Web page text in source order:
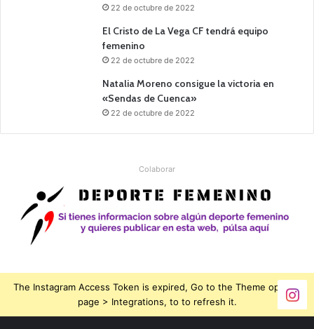
22 de octubre de 2022
El Cristo de La Vega CF tendrá equipo
femenino
22 de octubre de 2022
Natalia Moreno consigue la victoria en
«Sendas de Cuenca»
22 de octubre de 2022
Colaborar
The Instagram Access Token is expired, Go to the Theme options
page > Integrations, to to refresh it.